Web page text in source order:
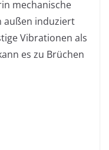
mechanische
außen induziert
Vibrationen als
es zu Brüchen